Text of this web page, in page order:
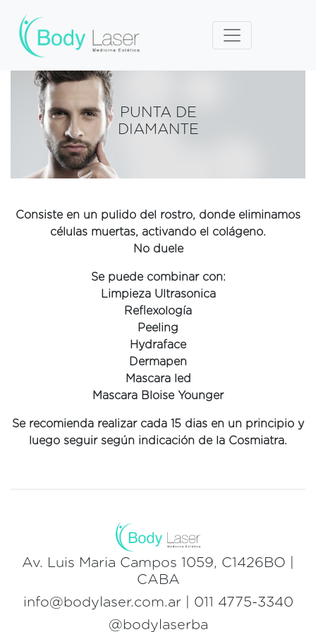
PUNTA DE
DIAMANTE
Consiste en un pulido del rostro, donde eliminamos
células muertas, activando el colágeno.
No duele
Se puede combinar con:
Limpieza Ultrasonica
Reflexología
Peeling
Hydraface
Dermapen
Mascara led
Mascara Bloise Younger
Se recomienda realizar cada 15 dias en un principio y
luego seguir según indicación de la Cosmiatra.
Av. Luis Maria Campos 1059, C1426BO |
CABA
info@bodylaser.com.ar | 011 4775-3340
@bodylaserba